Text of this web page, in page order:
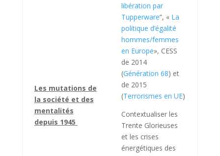
Les mutations de
la société et des
mentalités
depuis 1945
libération par
Tupperware”, « La
politique d’égalité
hommes/femmes
en Europe», CESS
de 2014
(Génération 68) et
de 2015
(Terrorismes en UE)
Contextualiser les
Trente Glorieuses
et les crises
énergétiques des